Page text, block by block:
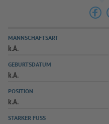
MANNSCHAFTSART
k.A.
GEBURTSDATUM
k.A.
POSITION
k.A.
STARKER FUSS